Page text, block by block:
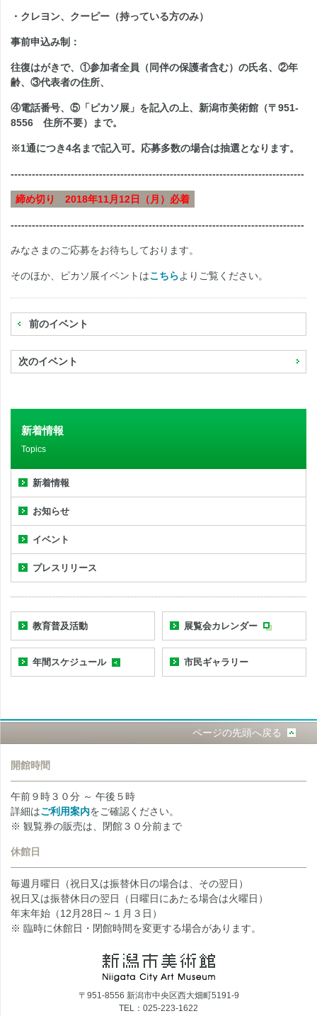
・クレヨン、クーピー（持っている方のみ）
事前申込み制：
往復はがきで、①参加者全員（同伴の保護者含む）の氏名、②年
齢、③代表者の住所、
④電話番号、⑤「ピカソ展」を記入の上、新潟市美術館（〒951-
8556 住所不要）まで。
※1通につき4名まで記入可。応募多数の場合は抽選となります。
-----------------------------------------------------------------------------------
締め切り 2018年11月12日（月）必着
-----------------------------------------------------------------------------------
みなさまのご応募をお待ちしております。
そのほか、ピカソ展イベントはこちらよりご覧ください。
前のイベント
次のイベント
新着情報
Topics
新着情報
お知らせ
イベント
プレスリリース
教育普及活動 展覧会カレンダー
年間スケジュール 市民ギャラリー
ページの先頭へ戻る
開館時間
午前９時３０分 ～ 午後５時
詳細はご利用案内をご確認ください。
※ 観覧券の販売は、閉館３０分前まで
休館日
毎週月曜日（祝日又は振替休日の場合は、その翌日）
祝日又は振替休日の翌日（日曜日にあたる場合は火曜日）
年末年始（12月28日～１月３日）
※ 臨時に休館日・閉館時間を変更する場合があります。
〒951-8556 新潟市中央区西大畑町5191-9
TEL：025-223-1622